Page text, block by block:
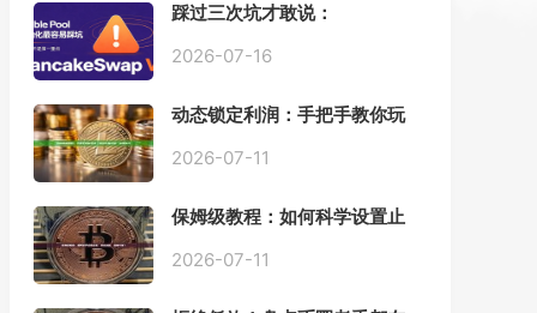
踩过三次坑才敢说：
Pool 最容易翻车的不是手续
2026-07-16
动态锁定利润：手把手教你玩
2026-07-11
保姆级教程：如何科学设置止
2026-07-11